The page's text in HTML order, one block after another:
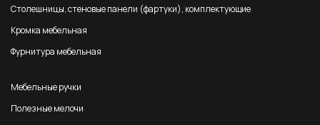
Столешницы, стеновые панели (фартуки), комплектующие
Кромка мебельная
Фурнитура мебельная
Мебельные ручки
Полезные мелочи